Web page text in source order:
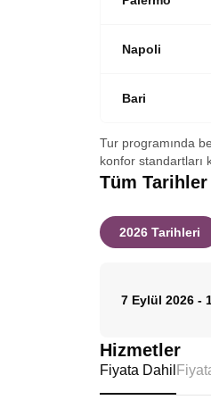
Napoli
Bari
Tur programında
konfor standartları
Tüm Tarihler
2026 Tarihleri
7 Eylül 2026 -
Hizmetler
Fiyata Dahil